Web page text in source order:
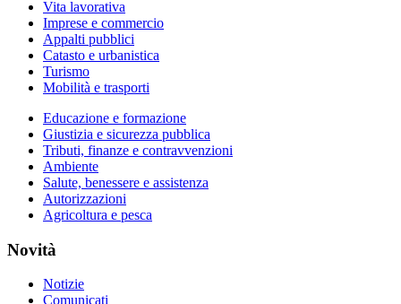
Vita lavorativa
Imprese e commercio
Appalti pubblici
Catasto e urbanistica
Turismo
Mobilità e trasporti
Educazione e formazione
Giustizia e sicurezza pubblica
Tributi, finanze e contravvenzioni
Ambiente
Salute, benessere e assistenza
Autorizzazioni
Agricoltura e pesca
Novità
Notizie
Comunicati